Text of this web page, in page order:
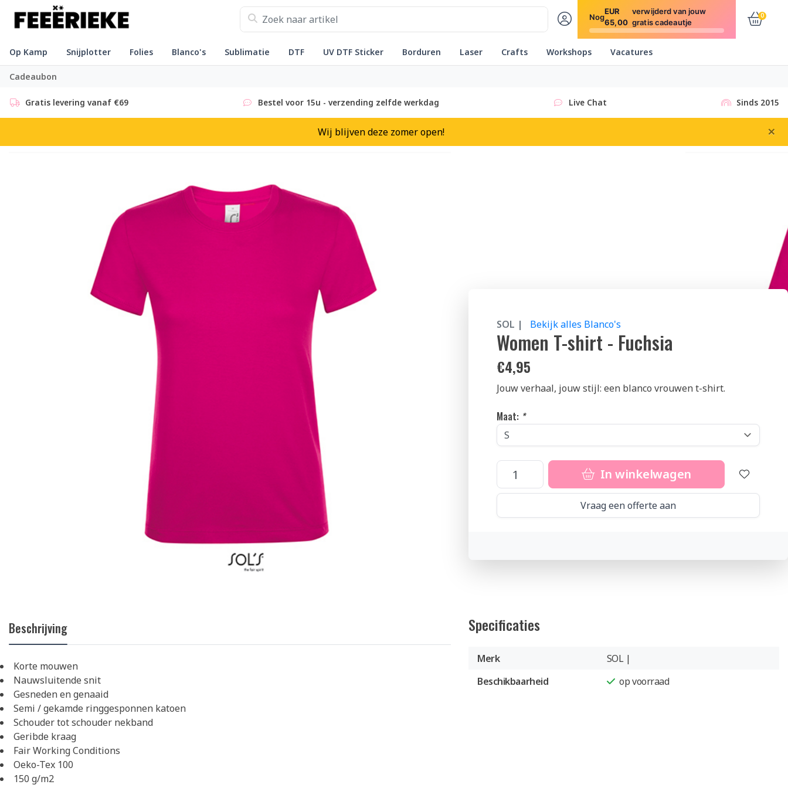
Nog
EUR
65,00
verwijderd van jouw
gratis cadeautje
0
Op Kamp Snijplotter Folies Blanco's Sublimatie DTF UV DTF Sticker Borduren Laser Crafts Workshops Vacatures
Cadeaubon
Gratis levering vanaf €69 Bestel voor 15u - verzending zelfde werkdag Live Chat Sinds 2015
Wij blijven deze zomer open! ×
SOL | Bekijk alles Blanco's
Women T-shirt - Fuchsia
€4,95
Jouw verhaal, jouw stijl: een blanco vrouwen t-shirt.
Maat: *
In winkelwagen
Vraag een offerte aan
Beschrijving
Korte mouwen
Nauwsluitende snit
Gesneden en genaaid
Semi / gekamde ringgesponnen katoen
Schouder tot schouder nekband
Geribde kraag
Fair Working Conditions
Oeko-Tex 100
150 g/m2
Specificaties
Merk
SOL |
Beschikbaarheid
op voorraad